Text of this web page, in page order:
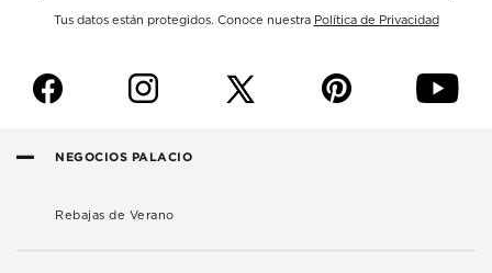
Tus datos están protegidos. Conoce nuestra Política de Privacidad
f i p y
NEGOCIOS PALACIO
Rebajas de Verano